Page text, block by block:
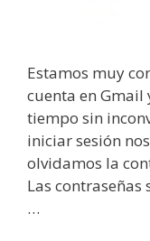
Estamos muy
cuenta en
tiempo sin
iniciar sesión
olvidamos la
Las
…